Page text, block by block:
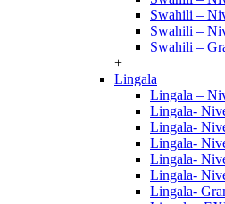
Swahili –
Swahili –
Swahili –
+
Lingala
Lingala –
Lingala-
Lingala-
Lingala-
Lingala-
Lingala-
Lingala-